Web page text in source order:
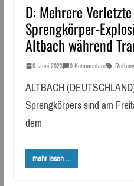
D: Mehrere
Sprengkörper-
Altbach während
9. Juni 2023 0 Kommentare
ALTBACH
Sprengkörpers sind am
dem
mehr lesen ...